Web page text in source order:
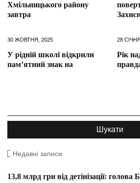
Хмільницького району
завтра
30 ЖОВТНЯ, 2025
У рідній школі відкрили
пам’ятний знак на
28
Рік
Недавні записи
13,8 млрд грн від детінізації: